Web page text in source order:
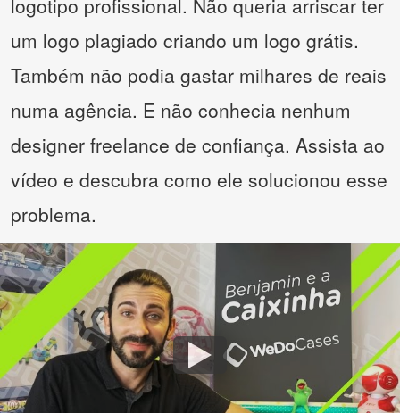
logotipo profissional. Não queria arriscar ter
um logo plagiado criando um logo grátis.
Também não podia gastar milhares de reais
numa agência. E não conhecia nenhum
designer freelance de confiança. Assista ao
vídeo e descubra como ele solucionou esse
problema.